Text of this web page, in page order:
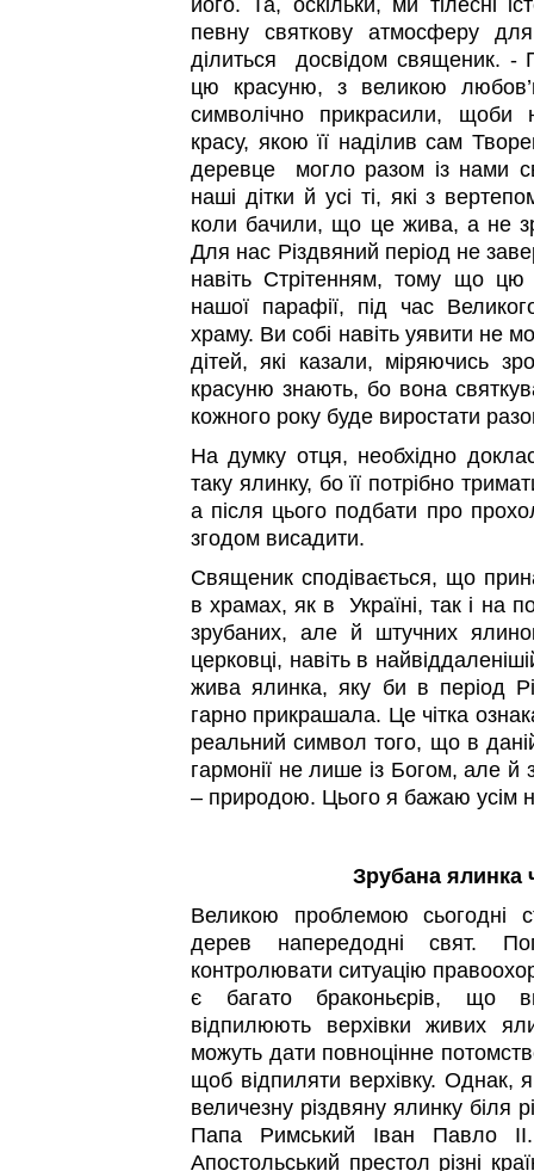
його. Та, оскільки, ми тілесні
певну святкову атмосферу
ділиться досвідом священик. -
цю красуню, з великою
символічно прикрасили, щоби
красу, якою її наділив сам
деревце могло разом із нами
наші дітки й усі ті, які з
коли бачили, що це жива, а не
Для нас Різдвяний період не
навіть Стрітенням, тому що цю
нашої парафії, під час
храму. Ви собі навіть уявити не
дітей, які казали, міряючись
красуню знають, бо вона
кожного року буде виростати
На думку отця, необхідно
таку ялинку, бо її потрібно
а після цього подбати про
згодом висадити.
Священик сподівається, що
в храмах, як в Україні, так і на
зрубаних, але й штучних
церковці, навіть в
жива ялинка, яку би в період
гарно прикрашала. Це чітка
реальний символ того, що в
гармонії не лише із Богом, але й
– природою. Цього я бажаю усім
Зрубана ялинка
Великою проблемою сьогодні
дерев напередодні свят.
контролювати ситуацію
є багато браконьєрів, що
відпилюють верхівки живих
можуть дати повноцінне
щоб відпиляти верхівку. Однак,
величезну різдвяну ялинку біля
Папа Римський Іван Павло
Апостольський престол різні